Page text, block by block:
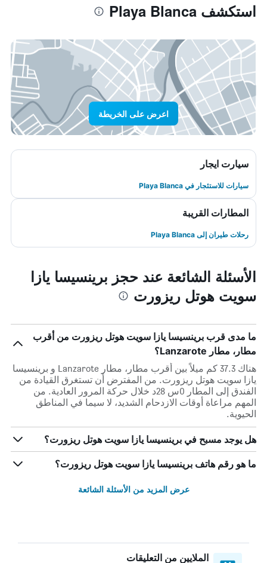
استكشف Playa Blanca
اعرض على الخريطة
سيارت ايجار
سيارات للاستئجار في Playa Blanca
المطارات القريبة
رحلات طيران إلى Playa Blanca
الأسئلة الشائعة عند حجز برينسيسا يازا
سويت هوتل ريزورت
ما مدى قرب برينسيسا يازا سويت هوتل ريزورت من أقرب
مطار، مطار Lanzarote؟
هناك 37.3 كم ميلاً بين أقرب مطار، مطار Lanzarote و برينسيسا
يازا سويت هوتل ريزورت. من المفترض أن تستغرق القيادة من
الفندق إلى المطار 0س 28د خلال حركة المرور العادية. من
المهم مراعاة أوقات الازدحام الشديد، لا سيما في المناطق
الحيوية.
هل يوجد مسبح في برينسيسا يازا سويت هوتل ريزورت؟
ما هو رقم هاتف برينسيسا يازا سويت هوتل ريزورت؟
عرض المزيد من الأسئلة الشائعة
الملايين من التعليقات